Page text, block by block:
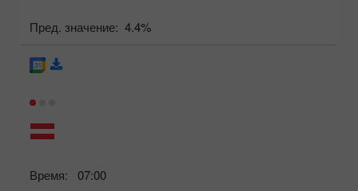
Пред. значение: 4.4%
Время: 07:00